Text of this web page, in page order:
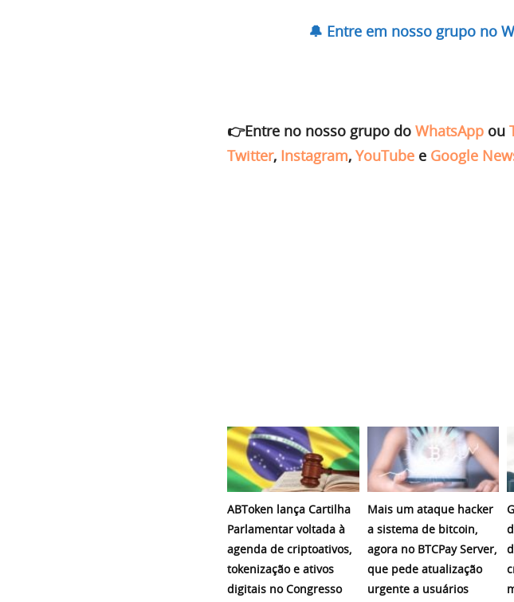
🔔 Entre em nosso grupo no
👉Entre no nosso grupo do WhatsApp ou
Twitter, Instagram, YouTube e Google
ABToken lança Cartilha
Parlamentar voltada à
agenda de criptoativos,
tokenização e ativos
digitais no Congresso
Mais um ataque hacker
a sistema de bitcoin,
agora no BTCPay Server,
que pede atualização
urgente a usuários